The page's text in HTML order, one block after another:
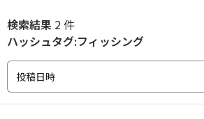
検索結果 2 件
ハッシュタグ:フィッシング
投稿日時